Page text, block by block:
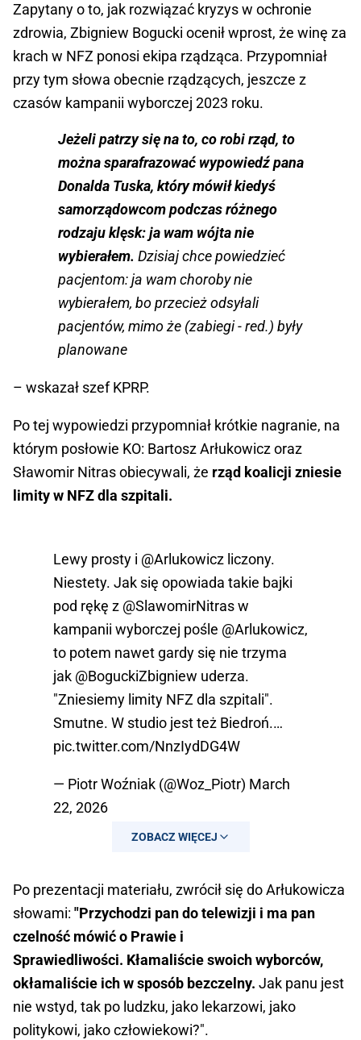
Zapytany o to, jak rozwiązać kryzys w ochronie
zdrowia, Zbigniew Bogucki ocenił wprost, że winę za
krach w NFZ ponosi ekipa rządząca. Przypomniał
przy tym słowa obecnie rządzących, jeszcze z
czasów kampanii wyborczej 2023 roku.
Jeżeli patrzy się na to, co robi rząd, to
można sparafrazować wypowiedź pana
Donalda Tuska, który mówił kiedyś
samorządowcom podczas różnego
rodzaju klęsk: ja wam wójta nie
wybierałem. Dzisiaj chce powiedzieć
pacjentom: ja wam choroby nie
wybierałem, bo przecież odsyłali
pacjentów, mimo że (zabiegi - red.) były
planowane
– wskazał szef KPRP.
Po tej wypowiedzi przypomniał krótkie nagranie, na
którym posłowie KO: Bartosz Arłukowicz oraz
Sławomir Nitras obiecywali, że rząd koalicji zniesie
limity w NFZ dla szpitali.
Lewy prosty i @Arlukowicz liczony.
Niestety. Jak się opowiada takie bajki
pod rękę z @SlawomirNitrasw
kampanii wyborczej pośle @Arlukowicz,
to potem nawet gardy się nie trzyma
jak @BoguckiZbigniew uderza.
"Zniesiemy limity NFZ dla szpitali".
Smutne. W studio jest też Biedroń.…
pic.twitter.com/NnzIydDG4W
— Piotr Woźniak (@Woz_Piotr) March
22, 2026
ZOBACZ WIĘCEJ
Po prezentacji materiału, zwrócił się do Arłukowicza
słowami: "Przychodzi pan do telewizji i ma pan
czelność mówić o Prawie i
Sprawiedliwości. Kłamaliście swoich wyborców,
okłamaliście ich w sposób bezczelny. Jak panu jest
nie wstyd, tak po ludzku, jako lekarzowi, jako
politykowi, jako człowiekowi?".